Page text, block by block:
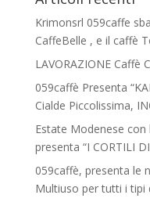
Krimonsrl 059caffe
CaffeBelle , e il caffè
LAVORAZIONE Caffè
059caffè Presenta
Cialde Piccolissima,
Estate Modenese
presenta “I CORTILI
059caffè, presenta le
Multiuso per tutti i tipi